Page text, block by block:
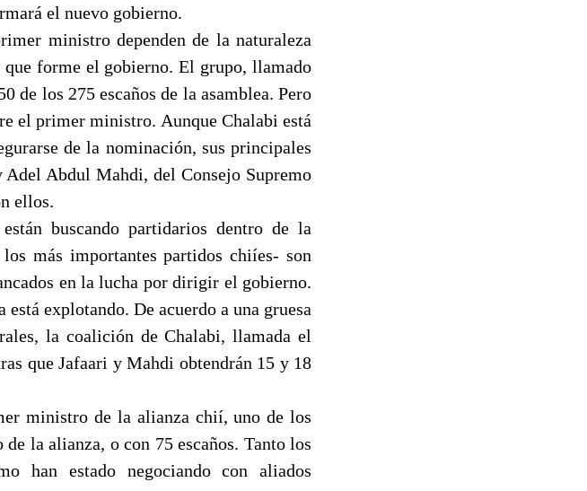
el nuevo gobierno.
ministro dependen de la naturaleza
forme el gobierno. El grupo, llamado
de los 275 escaños de la asamblea. Pero
el primer ministro. Aunque Chalabi está
de la nominación, sus principales
Abdul Mahdi, del Consejo Supremo
ellos.
buscando partidarios dentro de la
más importantes partidos chiíes- son
en la lucha por dirigir el gobierno.
explotando. De acuerdo a una gruesa
la coalición de Chalabi, llamada el
que Jafaari y Mahdi obtendrán 15 y 18
ministro de la alianza chií, uno de los
la alianza, o con 75 escaños. Tanto los
han estado negociando con aliados